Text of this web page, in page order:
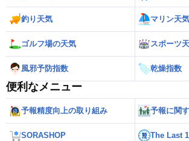
釣り天気 マリン天気
ゴルフ場の天気 スポーツ
風邪予防指数 乾燥指数
便利なメニュー
予報精度向上の取り組み 予報に関
SORASHOP The Last